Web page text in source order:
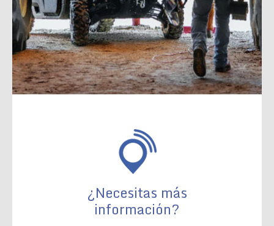
¿Necesitas más
información?